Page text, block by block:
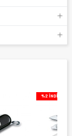
%2 İNDIRIM